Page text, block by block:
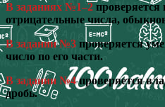
В заданиях №1–2
отрицательные числа,
В задании №3 проверяется
число по его части.
В задании №4проверяется
дробь.